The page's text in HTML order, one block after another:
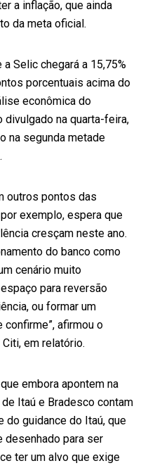
a inflação, que ainda
da meta oficial.
Selic chegará a 15,75%
porcentuais acima do
econômica do
divulgado na quarta-feira,
na segunda metade
outros pontos das
exemplo, espera que
cresçam neste ano.
do banco como
cenário muito
para reversão
ou formar um
afirmou o
em relatório.
embora apontem na
Itaú e Bradesco contam
do guidance do Itaú, que
desenhado para ser
ter um alvo que exige